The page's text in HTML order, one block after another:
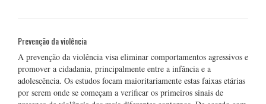
Prevenção da violência
A prevenção da violência visa eliminar comportamentos agressivos e
promover a cidadania, principalmente entre a infância e a
adolescência. Os estudos focam maioritariamente estas faixas etárias
por serem onde se começam a verificar os primeiros sinais de